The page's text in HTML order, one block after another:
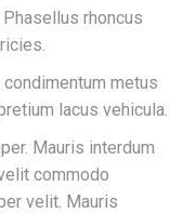
rhoncus
metus
lacus vehicula.
Mauris interdum
commodo
velit. Mauris